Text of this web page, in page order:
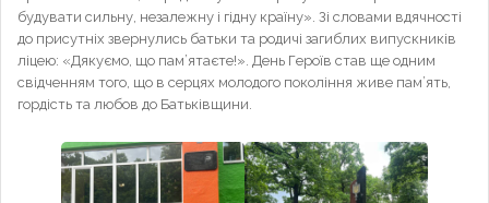
будувати сильну, незалежну і гідну країну». Зі словами вдячності
до присутніх звернулись батьки та родичі загиблих випускників
ліцею: «Дякуємо, що пам’ятаєте!». День Героїв став ще одним
свідченням того, що в серцях молодого покоління живе пам’ять,
гордість та любов до Батьківщини.